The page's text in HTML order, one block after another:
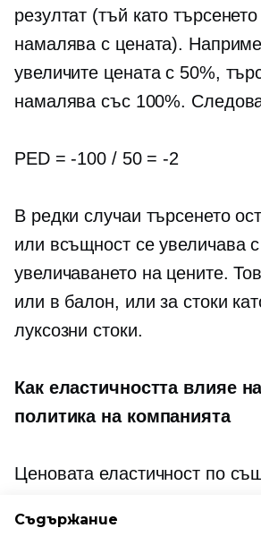
резултат (тъй като
намалява с цената).
увеличите цената с 50%,
намалява със 100%.
PED =-100 / 50 =-2
В редки случаи търсенето
или всъщност се увеличава с
увеличаването на цените.
или в балон, или за стоки
луксозни стоки.
Как еластичността влияе
политика на компанията
Ценовата еластичност по
увеличите цената си.
Съдържание